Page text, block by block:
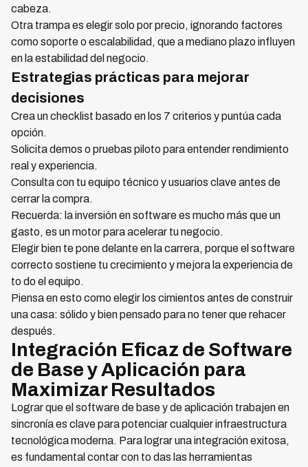
cabeza.
Otra trampa es elegir solo por precio, ignorando factores
como soporte o escalabilidad, que a mediano plazo influyen
en la estabilidad del negocio.
Estrategias prácticas para mejorar
decisiones
Crea un checklist basado en los 7 criterios y puntúa cada
opción.
Solicita demos o pruebas piloto para entender rendimiento
real y experiencia.
Consulta con tu equipo técnico y usuarios clave antes de
cerrar la compra.
Recuerda: la inversión en software es mucho más que un
gasto, es un motor para acelerar tu negocio.
Elegir bien te pone delante en la carrera, porque el software
correcto sostiene tu crecimiento y mejora la experiencia de
to do el equipo.
Piensa en esto como elegir los cimientos antes de construir
una casa: sólido y bien pensado para no tener que rehacer
después.
Integración Eficaz de Software
de Base y Aplicación para
Maximizar Resultados
Lograr que el software de base y de aplicación trabajen en
sincronía es clave para potenciar cualquier infraestructura
tecnológica moderna. Para lograr una integración exitosa,
es fundamental contar con to das las herramientas